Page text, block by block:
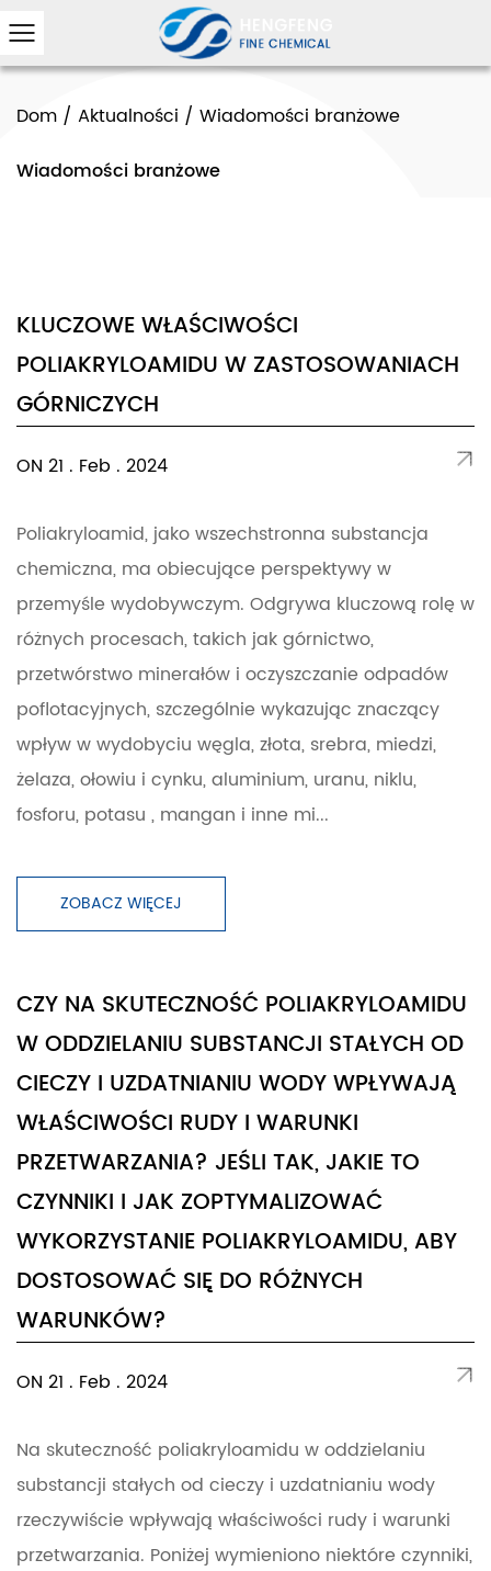
Dom / Aktualności / Wiadomości branżowe
Wiadomości branżowe
KLUCZOWE WŁAŚCIWOŚCI
POLIAKRYLOAMIDU W ZASTOSOWANIACH
GÓRNICZYCH
ON 21 . Feb . 2024
Poliakryloamid, jako wszechstronna substancja
chemiczna, ma obiecujące perspektywy w
przemyśle wydobywczym. Odgrywa kluczową rolę w
różnych procesach, takich jak górnictwo,
przetwórstwo minerałów i oczyszczanie odpadów
poflotacyjnych, szczególnie wykazując znaczący
wpływ w wydobyciu węgla, złota, srebra, miedzi,
żelaza, ołowiu i cynku, aluminium, uranu, niklu,
fosforu, potasu , mangan i inne mi...
ZOBACZ WIĘCEJ
CZY NA SKUTECZNOŚĆ POLIAKRYLOAMIDU
W ODDZIELANIU SUBSTANCJI STAŁYCH OD
CIECZY I UZDATNIANIU WODY WPŁYWAJĄ
WŁAŚCIWOŚCI RUDY I WARUNKI
PRZETWARZANIA? JEŚLI TAK, JAKIE TO
CZYNNIKI I JAK ZOPTYMALIZOWAĆ
WYKORZYSTANIE POLIAKRYLOAMIDU, ABY
DOSTOSOWAĆ SIĘ DO RÓŻNYCH
WARUNKÓW?
ON 21 . Feb . 2024
Na skuteczność poliakryloamidu w oddzielaniu
substancji stałych od cieczy i uzdatnianiu wody
rzeczywiście wpływają właściwości rudy i warunki
przetwarzania. Poniżej wymieniono niektóre czynniki,